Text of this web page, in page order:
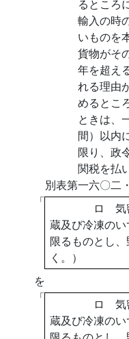
るところ
輸入の時
いものを
貨物がそ
年を超え
れる理由
めるとこ
ときは、
間）以内
限り、政
関税を払
別表第一六〇二
「
ロ 気密容
蔵及び冷凍の
限るものとし
く。）
を
「
ロ 気密容
蔵及び冷凍の